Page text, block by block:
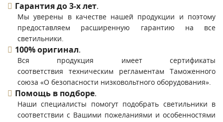
Гарантия до 3-х лет.
Мы уверены в качестве нашей продукции и поэтому
предоставляем расширенную гарантию на все
светильники.
100% оригинал.
Вся продукция имеет сертификаты
соответствия техническим регламентам Таможенного
союза «О безопасности низковольтного оборудования».
Помощь в подборе.
Наши специалисты помогут подобрать светильники в
соответствии с Вашими пожеланиями и особенностями